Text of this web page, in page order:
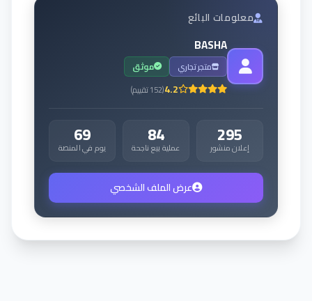
معلومات البائع
BASHA
متجر تجاري موثق
4.2
(
152تقييم)
295
إعلان منشور 84
عملية بيع ناجحة 69
يوم في المنصة
عرض الملف الشخصي